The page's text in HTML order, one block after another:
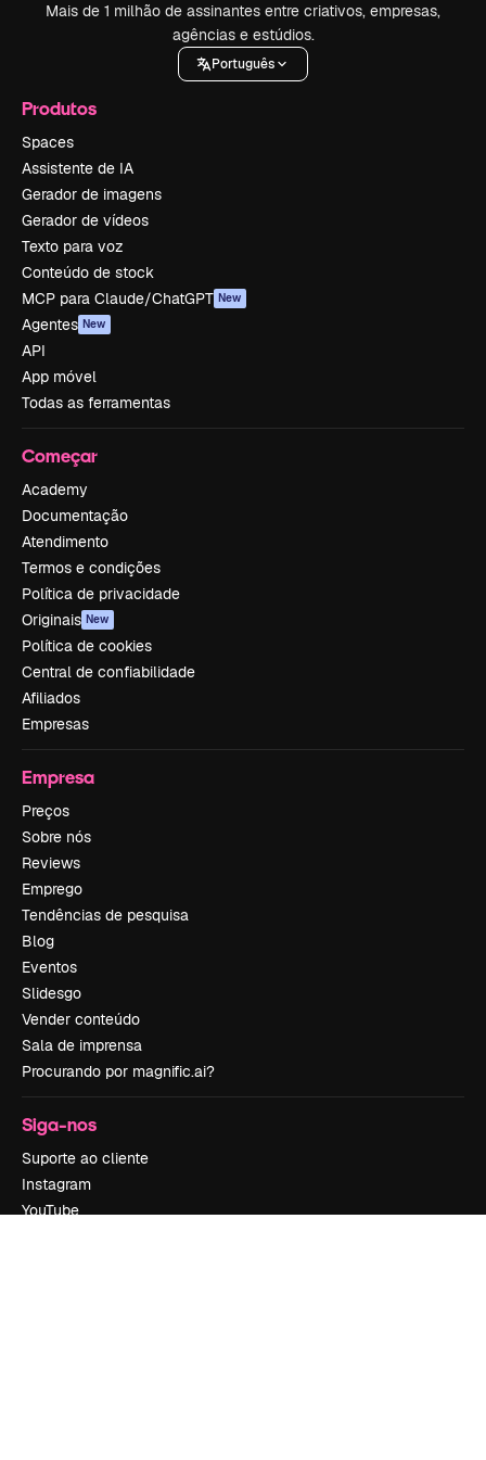
Mais de 1 milhão de assinantes entre criativos, empresas,
agências e estúdios.
Português
Produtos
Spaces
Assistente de IA
Gerador de imagens
Gerador de vídeos
Texto para voz
Conteúdo de stock
MCP para Claude/ChatGPT New
Agentes New
API
App móvel
Todas as ferramentas
Começar
Academy
Documentação
Atendimento
Termos e condições
Política de privacidade
Originais New
Política de cookies
Central de confiabilidade
Afiliados
Empresas
Empresa
Preços
Sobre nós
Reviews
Emprego
Tendências de pesquisa
Blog
Eventos
Slidesgo
Vender conteúdo
Sala de imprensa
Procurando por magnific.ai?
Siga-nos
Suporte ao cliente
Instagram
YouTube